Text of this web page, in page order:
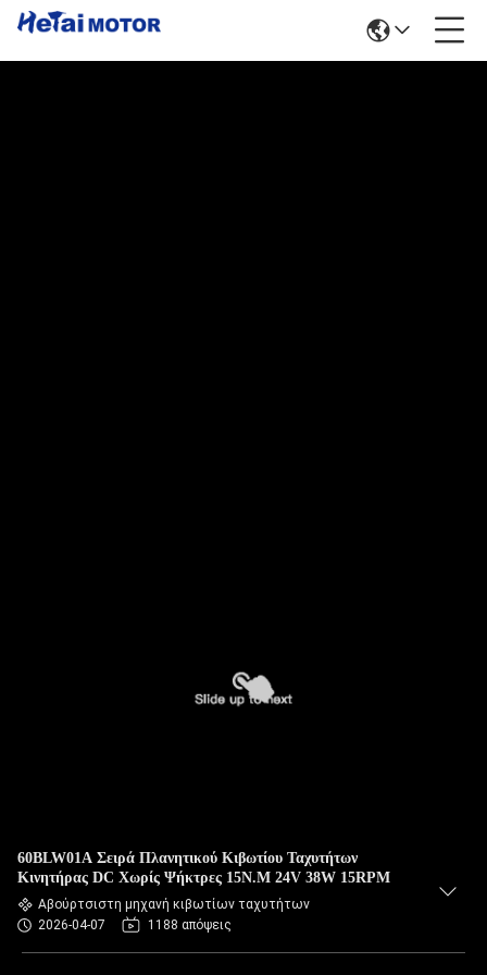
60BLW01A Σειρά Πλανητικού Κιβωτίου Ταχυτήτων
Κινητήρας DC Χωρίς Ψήκτρες 15N.M 24V 38W 15RPM
Αβούρτσιστη μηχανή κιβωτίων ταχυτήτων
2026-04-07
1188 απόψεις